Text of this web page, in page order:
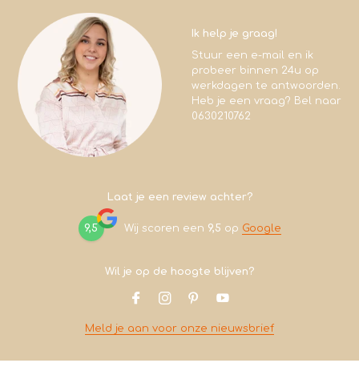
Ik help je graag!
Stuur een e-mail en ik
probeer binnen 24u op
werkdagen te antwoorden.
Heb je een vraag? Bel naar
0630210762
Laat je een review achter?
9,5 Wij scoren een 9,5 op Google
Wil je op de hoogte blijven?
Meld je aan voor onze nieuwsbrief